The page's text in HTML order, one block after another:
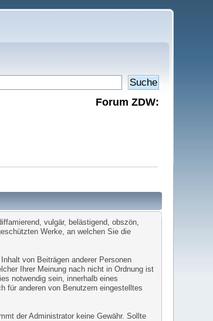
Forum ZDW:
vulgär, belästigend, obszön,
Werke, an welchen Sie die
von Beiträgen anderer Personen
Ihrer Meinung nach nicht in Ordnung ist
notwendig sein, innerhalb eines
für anderen von Benutzern eingestelltes
der Administrator keine Gewähr. Sollte